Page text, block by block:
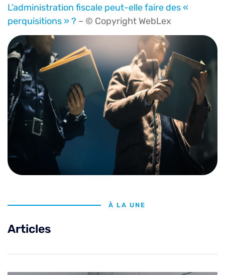
L’administration fiscale peut-elle faire des «
perquisitions » ? – © Copyright WebLex
À LA UNE
Articles